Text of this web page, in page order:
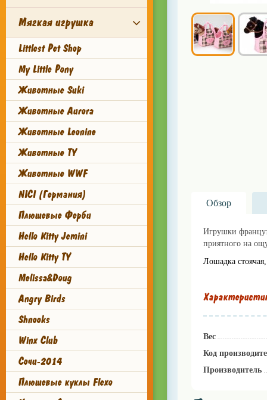
Мягкая игрушка
Littlest Pet Shop
My Little Pony
Животные Suki
Животные Aurora
Животные Leonine
Животные TY
Животные WWF
NICI (Германия)
Плюшевые Ферби
Hello Kitty Jemini
Hello Kitty TY
Melissa&Doug
Angry Birds
Shnooks
Winx Club
Сочи-2014
Плюшевые куклы Flexo
Обзор
Игрушки
приятного на
Лошадка
Вес
Код
Производитель